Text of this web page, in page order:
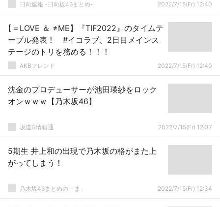
日向速報 -日向坂46まとめ- 2022/7/15(Fr) 12:40
【＝LOVE ＆ ≠ME】『TIF2022』のタイムテ
ーブル発表！ #イコラブ、2日目メインス
テージのトリを務める！！！
AKBフレンド 2022/7/15(Fr) 12:40
沈金のプロデューサーが池田瑛紗をロック
オンｗｗｗ【乃木坂46】
坂道G情報通 2022/7/15(Fr) 12:37
5期生 井上和の出現で乃木坂の格がまた上
がってしまう！
乃木坂46まとめの「ま」 2022/7/15(Fr) 12:34